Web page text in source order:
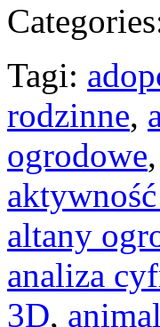
Tagi:
rodzinne,
ogrodowe,
altany
analiza
3D,